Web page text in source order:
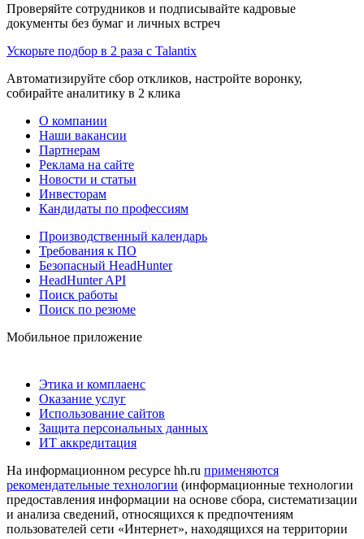
Проверяйте сотрудников и подписывайте кадровые
документы без бумаг и личных встреч
Ускорьте подбор в 2 раза с Talantix
Автоматизируйте сбор откликов, настройте воронку,
собирайте аналитику в 2 клика
О компании
Наши вакансии
Партнерам
Реклама на сайте
Новости и статьи
Инвесторам
Кандидаты по профессиям
Производственный календарь
Требования к ПО
Безопасный HeadHunter
HeadHunter API
Поиск работы
Поиск по резюме
Мобильное приложение
Этика и комплаенс
Оказание услуг
Использование сайтов
Защита персональных данных
ИТ аккредитация
На информационном ресурсе hh.ru применяются
рекомендательные технологии (информационные технологии
предоставления информации на основе сбора, систематизации
и анализа сведений, относящихся к предпочтениям
пользователей сети «Интернет», находящихся на территории